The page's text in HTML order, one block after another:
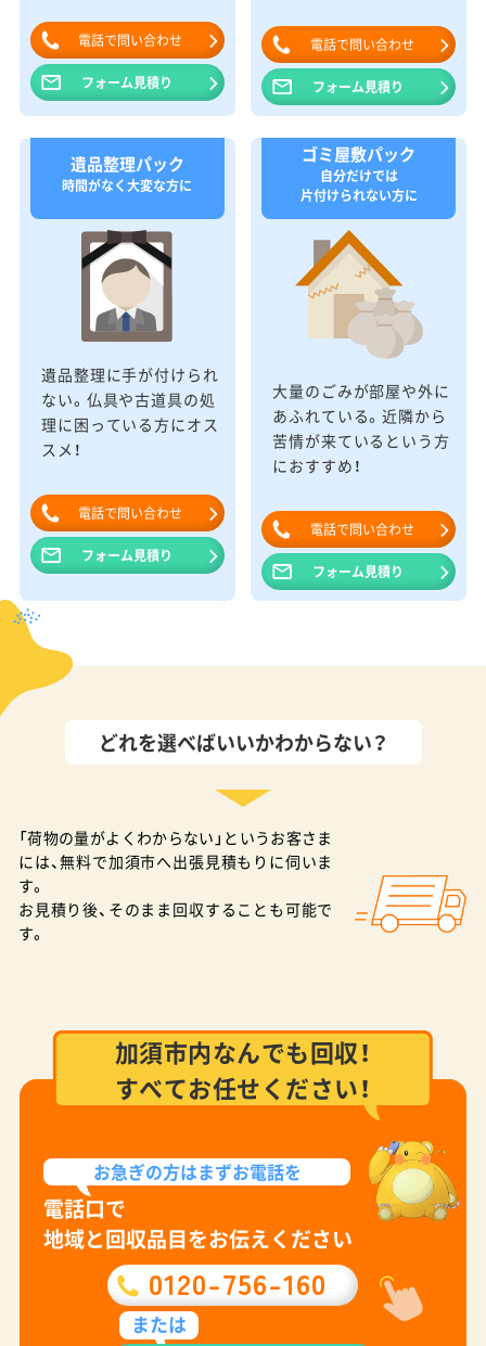
電話で問い合わせ
フォーム見積り
電話で問い合わせ
フォーム見積り
遺品整理パック
時間がなく大変な方に
遺品整理に手が付けられ
ない。仏具や古道具の処
理に困っている方にオス
スメ！
電話で問い合わせ
フォーム見積り
ゴミ屋敷パック
自分だけでは
片付けられない方に
大量のごみが部屋や外に
あふれている。近隣から
苦情が来ているという方
におすすめ！
電話で問い合わせ
フォーム見積り
どれを選べばいいかわからない？
「荷物の量がよくわからない」というお客さま
には、無料で加須市へ出張見積もりに伺いま
す。
お見積り後、そのまま回収することも可能で
す。
加須市内なんでも回収！
すべてお任せください！
お急ぎの方はまずお電話を
電話口で
地域と回収品目をお伝えください
0120-756-160
または